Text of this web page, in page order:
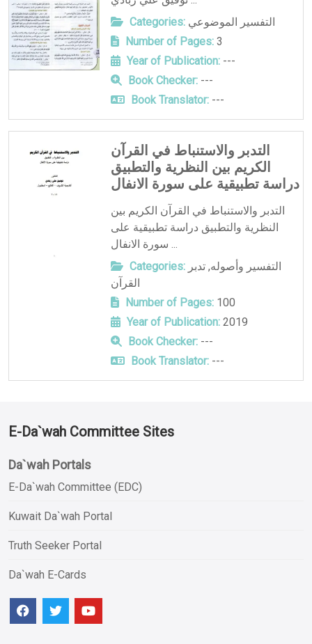
Categories: التفسير الموضوعي
Number of Pages:3
Year of Publication:---
Book Checker:---
Book Translator:---
التدبر والاستنباط في القرآن
الكريم بين النظرية والتطبيق
دراسة تطبيقية على سورة الانفال
التدبر والاستنباط في القرآن الكريم بين
النظرية والتطبيق دراسة تطبيقية على
سورة الانفال ...
Categories:
التفسير وأصوله,تدبر
القرآن
Number of Pages:100
Year of Publication:2019
Book Checker:---
Book Translator:---
E-Da`wah Committee Sites
Da`wah Portals
E-Da`wah Committee (EDC)
Kuwait Da`wah Portal
Truth Seeker Portal
Da`wah E-Cards